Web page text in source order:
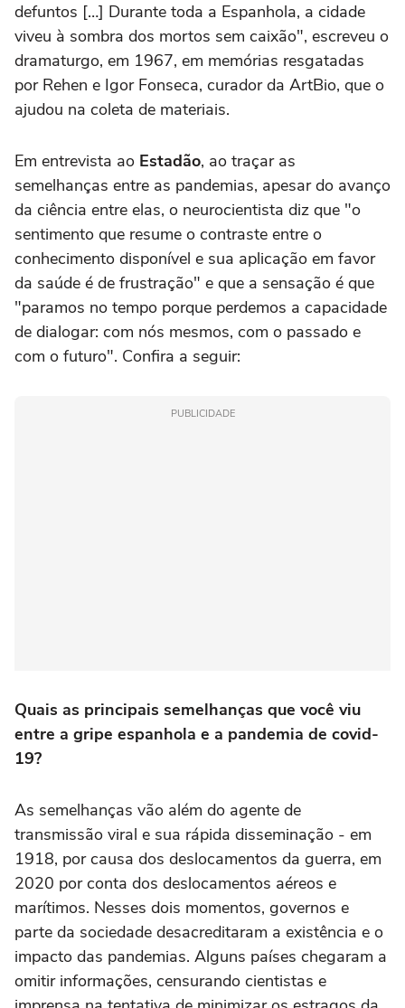
defuntos […] Durante toda a Espanhola, a cidade
viveu à sombra dos mortos sem caixão", escreveu o
dramaturgo, em 1967, em memórias resgatadas
por Rehen e Igor Fonseca, curador da ArtBio, que o
ajudou na coleta de materiais.
Em entrevista ao Estadão, ao traçar as
semelhanças entre as pandemias, apesar do avanço
da ciência entre elas, o neurocientista diz que "o
sentimento que resume o contraste entre o
conhecimento disponível e sua aplicação em favor
da saúde é de frustração" e que a sensação é que
"paramos no tempo porque perdemos a capacidade
de dialogar: com nós mesmos, com o passado e
com o futuro". Confira a seguir:
PUBLICIDADE
Quais as principais semelhanças que você viu
entre a gripe espanhola e a pandemia de covid-
19?
As semelhanças vão além do agente de
transmissão viral e sua rápida disseminação - em
1918, por causa dos deslocamentos da guerra, em
2020 por conta dos deslocamentos aéreos e
marítimos. Nesses dois momentos, governos e
parte da sociedade desacreditaram a existência e o
impacto das pandemias. Alguns países chegaram a
omitir informações, censurando cientistas e